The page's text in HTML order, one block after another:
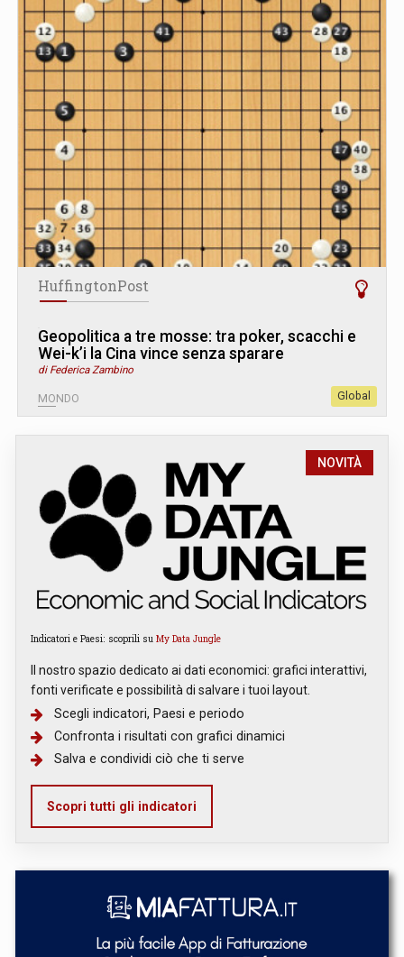
HuffingtonPost
Geopolitica a tre mosse: tra poker, scacchi e
Wei-k’i la Cina vince senza sparare
di Federica Zambino
MONDO Global
NOVITÀ
Indicatori e Paesi: scoprili su My Data Jungle
Il nostro spazio dedicato ai dati economici: grafici interattivi,
fonti verificate e possibilità di salvare i tuoi layout.
Scegli indicatori, Paesi e periodo
Confronta i risultati con grafici dinamici
Salva e condividi ciò che ti serve
Scopri tutti gli indicatori